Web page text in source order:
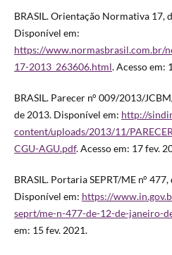
BRASIL. Orientação Normativa 17,
Disponível em:
https://www.normasbrasil.com.br/
17-2013_263606.html. Acesso em:
BRASIL. Parecer n° 009/2013/
de 2013. Disponível em: http://
content/uploads/2013/11/
CGU-AGU.pdf. Acesso em: 17 fev.
BRASIL. Portaria SEPRT/ME n°
Disponível em: https://
seprt/me-n-477-de-12-de-janeiro-
em: 15 fev. 2021.